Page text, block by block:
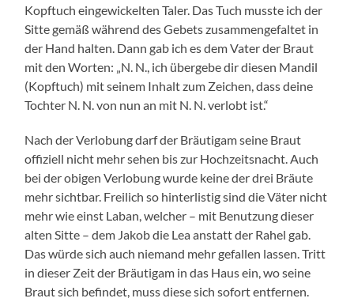
Kopftuch eingewickelten Taler. Das Tuch musste ich der
Sitte gemäß während des Gebets zusammengefaltet in
der Hand halten. Dann gab ich es dem Vater der Braut
mit den Worten: „N. N., ich übergebe dir diesen Mandil
(Kopftuch) mit seinem Inhalt zum Zeichen, dass deine
Tochter N. N. von nun an mit N. N. verlobt ist.“
Nach der Verlobung darf der Bräutigam seine Braut
offiziell nicht mehr sehen bis zur Hochzeitsnacht. Auch
bei der obigen Verlobung wurde keine der drei Bräute
mehr sichtbar. Freilich so hinterlistig sind die Väter nicht
mehr wie einst Laban, welcher – mit Benutzung dieser
alten Sitte – dem Jakob die Lea anstatt der Rahel gab.
Das würde sich auch niemand mehr gefallen lassen. Tritt
in dieser Zeit der Bräutigam in das Haus ein, wo seine
Braut sich befindet, muss diese sich sofort entfernen.